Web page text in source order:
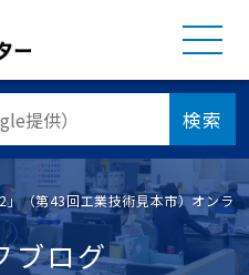
検索
」（第43回工業技術見本市）オンラ
ブログ